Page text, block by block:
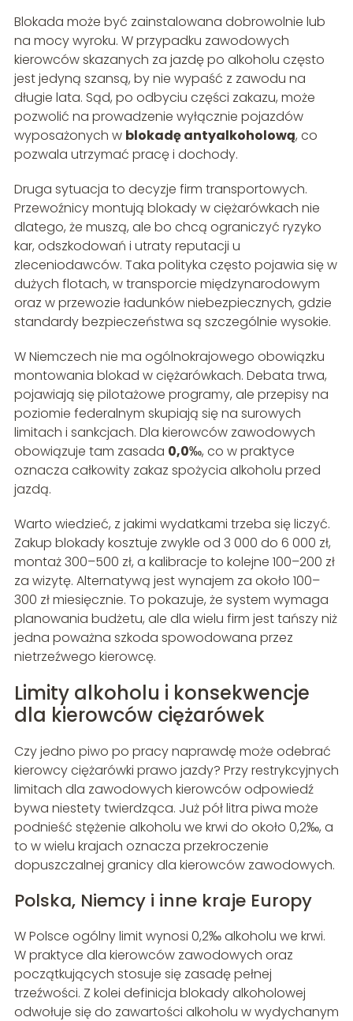
Blokada może być zainstalowana dobrowolnie lub
na mocy wyroku. W przypadku zawodowych
kierowców skazanych za jazdę po alkoholu często
jest jedyną szansą, by nie wypaść z zawodu na
długie lata. Sąd, po odbyciu części zakazu, może
pozwolić na prowadzenie wyłącznie pojazdów
wyposażonych w blokadę antyalkoholową, co
pozwala utrzymać pracę i dochody.
Druga sytuacja to decyzje firm transportowych.
Przewoźnicy montują blokady w ciężarówkach nie
dlatego, że muszą, ale bo chcą ograniczyć ryzyko
kar, odszkodowań i utraty reputacji u
zleceniodawców. Taka polityka często pojawia się w
dużych flotach, w transporcie międzynarodowym
oraz w przewozie ładunków niebezpiecznych, gdzie
standardy bezpieczeństwa są szczególnie wysokie.
W Niemczech nie ma ogólnokrajowego obowiązku
montowania blokad w ciężarówkach. Debata trwa,
pojawiają się pilotażowe programy, ale przepisy na
poziomie federalnym skupiają się na surowych
limitach i sankcjach. Dla kierowców zawodowych
obowiązuje tam zasada 0,0‰, co w praktyce
oznacza całkowity zakaz spożycia alkoholu przed
jazdą.
Warto wiedzieć, z jakimi wydatkami trzeba się liczyć.
Zakup blokady kosztuje zwykle od 3 000 do 6 000 zł,
montaż 300–500 zł, a kalibracje to kolejne 100–200 zł
za wizytę. Alternatywą jest wynajem za około 100–
300 zł miesięcznie. To pokazuje, że system wymaga
planowania budżetu, ale dla wielu firm jest tańszy niż
jedna poważna szkoda spowodowana przez
nietrzeźwego kierowcę.
Limity alkoholu i konsekwencje
dla kierowców ciężarówek
Czy jedno piwo po pracy naprawdę może odebrać
kierowcy ciężarówki prawo jazdy? Przy restrykcyjnych
limitach dla zawodowych kierowców odpowiedź
bywa niestety twierdząca. Już pół litra piwa może
podnieść stężenie alkoholu we krwi do około 0,2‰, a
to w wielu krajach oznacza przekroczenie
dopuszczalnej granicy dla kierowców zawodowych.
Polska, Niemcy i inne kraje Europy
W Polsce ogólny limit wynosi 0,2‰ alkoholu we krwi.
W praktyce dla kierowców zawodowych oraz
początkujących stosuje się zasadę pełnej
trzeźwości. Z kolei definicja blokady alkoholowej
odwołuje się do zawartości alkoholu w wydychanym